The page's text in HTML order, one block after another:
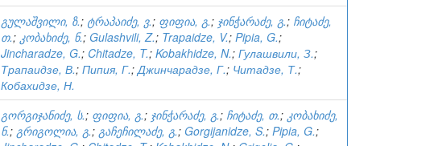
გულაშვილი, ზ.; ტრაპაიძე, ვ.; ფიფია, გ.; ჯინჭარაძე, გ.; ჩიტაძე,
თ.; კობახიძე, ნ.; Gulashvili, Z.; Trapaidze, V.; Pipia, G.;
Jincharadze, G.; Chitadze, T.; Kobakhidze, N.; Гулашвили, З.;
Трапаидзе, В.; Пипия, Г.;Джинчарадзе, Г.; Читадзе, Т.;
Кобахидзе, Н.
გორგიჯანიძე, ს.; ფიფია, გ.; ჯინჭარაძე, გ.; ჩიტაძე, თ.; კობახიძე,
ნ.; გრიგოლია, გ.; გაჩეჩილაძე, გ.; Gorgijanidze, S.; Pipia, G.;